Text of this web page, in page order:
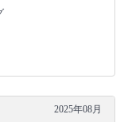
2025年08月